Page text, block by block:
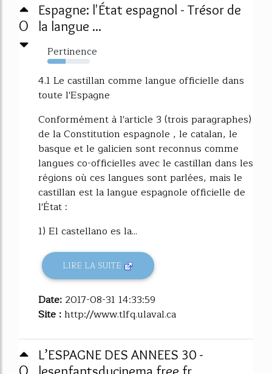
0
Espagne: l'État espagnol - Trésor de
la langue ...
Pertinence
43%
4.1 Le castillan comme langue officielle dans
toute l'Espagne
Conformément à l'article 3 (trois paragraphes)
de la Constitution espagnole , le catalan, le
basque et le galicien sont reconnus comme
langues co-officielles avec le castillan dans les
régions où ces langues sont parlées, mais le
castillan est la langue espagnole officielle de
l'État :
1) El castellano es la...
LIRE LA SUITE
Date: 2017-08-31 14:33:59
Site :http://www.tlfq.ulaval.ca
L’ESPAGNE DES ANNEES 30 -